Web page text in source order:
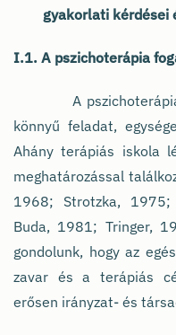
gyakorlati kérdései
I.1. A pszichoterápia
A pszichoterápia
könnyű feladat,
Ahány terápiás iskola
meghatározással
1968; Strotzka,
Buda, 1981; Tringer,
gondolunk, hogy az
zavar és a terápiás
erősen irányzat- és